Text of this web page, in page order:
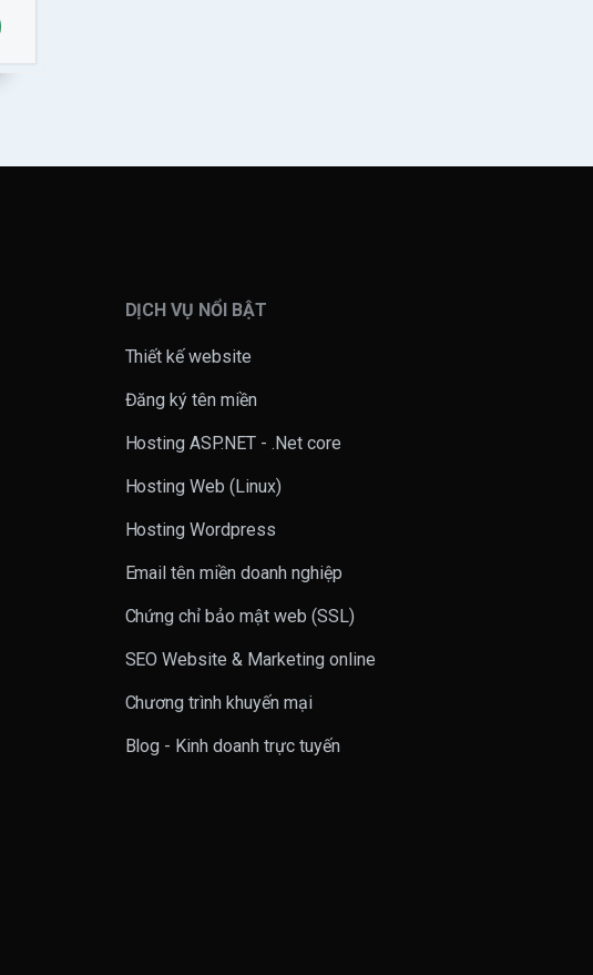
DỊCH VỤ NỔI BẬT
Thiết kế website
Đăng ký tên miền
Hosting ASP.NET - .Net core
Hosting Web (Linux)
Hosting Wordpress
Email tên miền doanh nghiệp
Chứng chỉ bảo mật web (SSL)
SEO Website & Marketing online
Chương trình khuyến mại
Blog - Kinh doanh trực tuyến